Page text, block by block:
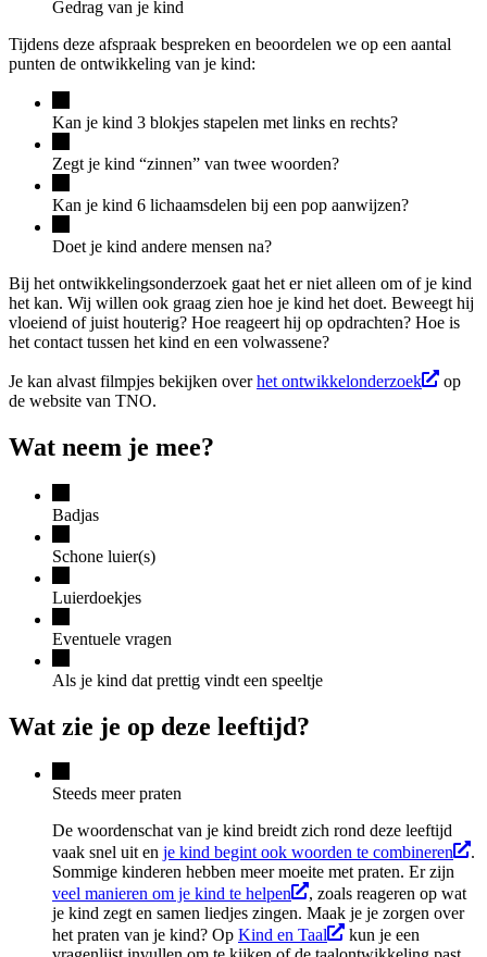
Gedrag van je kind
Tijdens deze afspraak bespreken en beoordelen we op een aantal
punten de ontwikkeling van je kind:
Kan je kind 3 blokjes stapelen met links en rechts?
Zegt je kind “zinnen” van twee woorden?
Kan je kind 6 lichaamsdelen bij een pop aanwijzen?
Doet je kind andere mensen na?
Bij het ontwikkelingsonderzoek gaat het er niet alleen om of je kind
het kan. Wij willen ook graag zien hoe je kind het doet. Beweegt hij
vloeiend of juist houterig? Hoe reageert hij op opdrachten? Hoe is
het contact tussen het kind en een volwassene?
Je kan alvast filmpjes bekijken overhet ontwikkelonderzoek
op
de website van TNO.
Wat neem je mee?
Badjas
Schone luier(s)
Luierdoekjes
Eventuele vragen
Als je kind dat prettig vindt een speeltje
Wat zie je op deze leeftijd?
Steeds meer praten
De woordenschat van je kind breidt zich rond deze leeftijd
vaak snel uit en je kind begint ook woorden te combineren
.
Sommige kinderen hebben meer moeite met praten. Er zijn
veel manieren om je kind te helpen
, zoals reageren op wat
je kind zegt en samen liedjes zingen. Maak je je zorgen over
het praten van je kind? Op Kind en Taal
kun je een